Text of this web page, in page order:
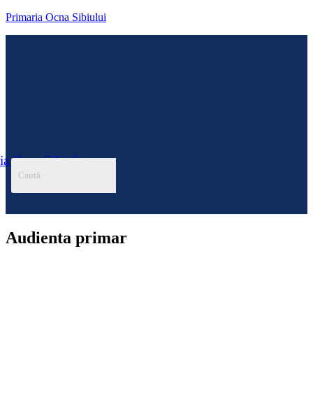
Primaria Ocna Sibiului
Ocna Sibiului
Audienta primar